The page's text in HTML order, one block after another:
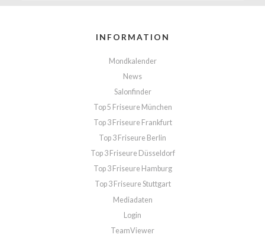
INFORMATION
Mondkalender
News
Salonfinder
Top 5 Friseure München
Top 3 Friseure Frankfurt
Top 3 Friseure Berlin
Top 3 Friseure Düsseldorf
Top 3 Friseure Hamburg
Top 3 Friseure Stuttgart
Mediadaten
Login
TeamViewer